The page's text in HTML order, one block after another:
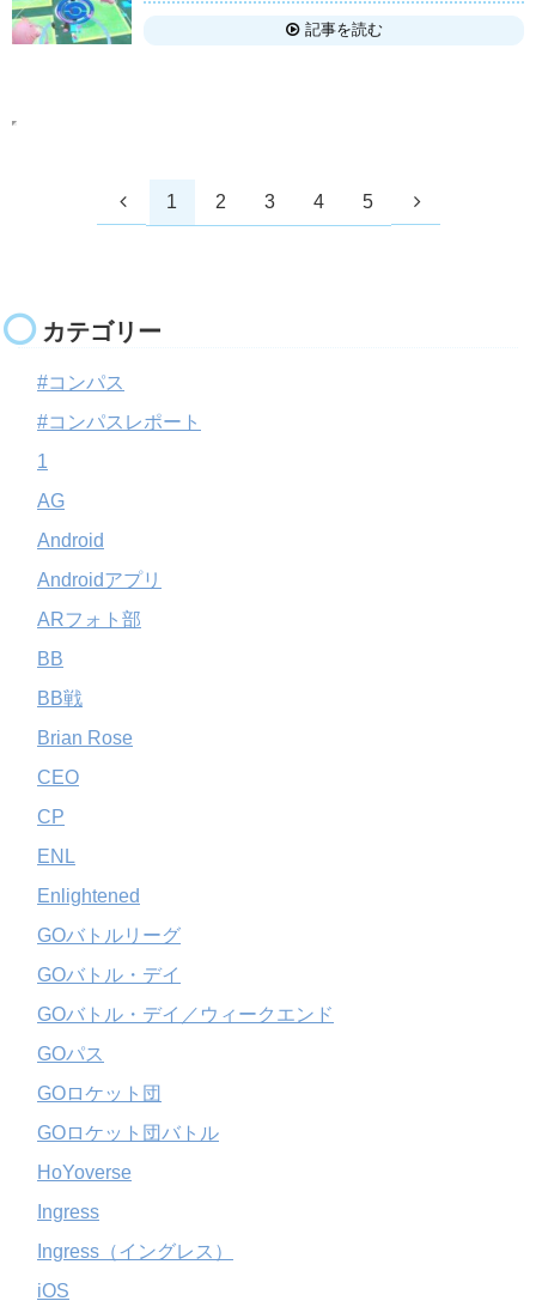
記事を読む
1 2 3 4 5
カテゴリー
#コンパス
#コンパスレポート
1
AG
Android
Androidアプリ
ARフォト部
BB
BB戦
Brian Rose
CEO
CP
ENL
Enlightened
GOバトルリーグ
GOバトル・デイ
GOバトル・デイ／ウィークエンド
GOパス
GOロケット団
GOロケット団バトル
HoYoverse
Ingress
Ingress（イングレス）
iOS